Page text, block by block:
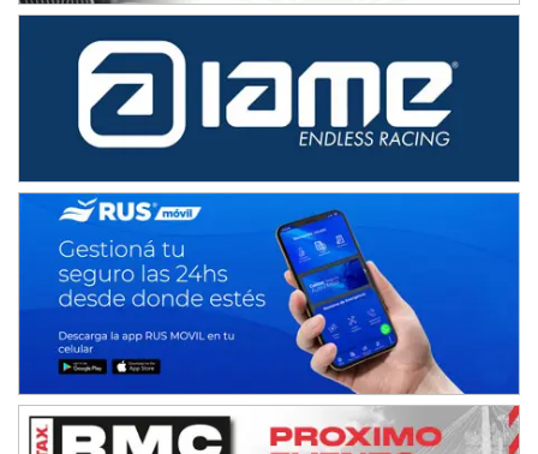
Humboldt (Santa Fe)
NORESTE SANTAFESINO - F6
Ciudad de Avellaneda (Asfalto)
Avellaneda (Santa Fe)
José Samuel Sánchez (Tierra)
Rufino (Santa Fe)
TUCUMANO - F5
Juan Navarro (Asfalto)
El Timbó (Tucumán)